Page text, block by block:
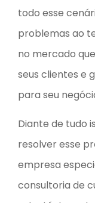
todo esse
problemas ao
no mercado
seus clientes e
para seu
Diante de tudo
resolver esse
empresa
consultoria de